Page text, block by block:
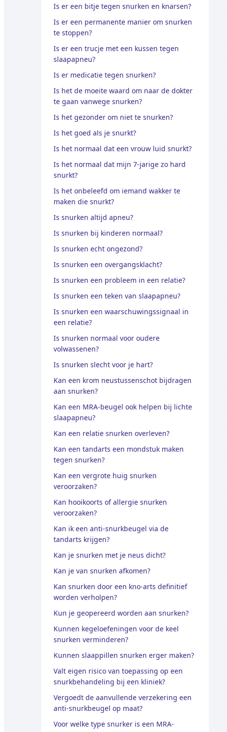
Is er een bitje tegen snurken en knarsen?
Is er een permanente manier om snurken
te stoppen?
Is er een trucje met een kussen tegen
slaapapneu?
Is er medicatie tegen snurken?
Is het de moeite waard om naar de dokter
te gaan vanwege snurken?
Is het gezonder om niet te snurken?
Is het goed als je snurkt?
Is het normaal dat een vrouw luid snurkt?
Is het normaal dat mijn 7-jarige zo hard
snurkt?
Is het onbeleefd om iemand wakker te
maken die snurkt?
Is snurken altijd apneu?
Is snurken bij kinderen normaal?
Is snurken echt ongezond?
Is snurken een overgangsklacht?
Is snurken een probleem in een relatie?
Is snurken een teken van slaapapneu?
Is snurken een waarschuwingssignaal in
een relatie?
Is snurken normaal voor oudere
volwassenen?
Is snurken slecht voor je hart?
Kan een krom neustussenschot bijdragen
aan snurken?
Kan een MRA-beugel ook helpen bij lichte
slaapapneu?
Kan een relatie snurken overleven?
Kan een tandarts een mondstuk maken
tegen snurken?
Kan een vergrote huig snurken
veroorzaken?
Kan hooikoorts of allergie snurken
veroorzaken?
Kan ik een anti-snurkbeugel via de
tandarts krijgen?
Kan je snurken met je neus dicht?
Kan je van snurken afkomen?
Kan snurken door een kno-arts definitief
worden verholpen?
Kun je geopereerd worden aan snurken?
Kunnen kegeloefeningen voor de keel
snurken verminderen?
Kunnen slaappillen snurken erger maken?
Valt eigen risico van toepassing op een
snurkbehandeling bij een kliniek?
Vergoedt de aanvullende verzekering een
anti-snurkbeugel op maat?
Voor welke type snurker is een MRA-